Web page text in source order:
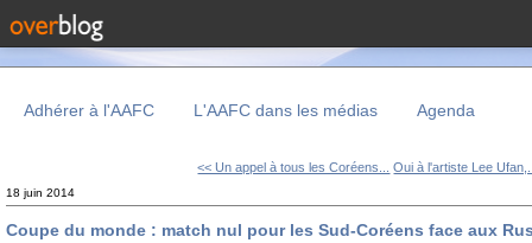
Adhérer à l'AAFC L'AAFC dans les médias Agenda
<< Un appel à tous les Coréens... Oui à l'artiste Lee
18 juin 2014
Coupe du monde : match nul pour les Sud-Coréens face aux